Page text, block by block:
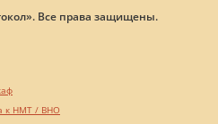
Все права защищены.
к НМТ / ВНО